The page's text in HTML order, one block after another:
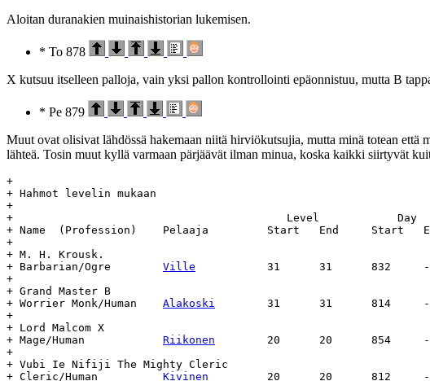
Aloitan duranakien muinaishistorian lukemisen.
* To 878
X kutsuu itselleen palloja, vain yksi pallon kontrollointi epäonnistuu, mutta B
* Pe 879
Muut ovat olisivat lähdössä hakemaan niitä hirviökutsujia, mutta minä totean
lähteä. Tosin muut kyllä varmaan pärjäävät ilman minua, koska kaikki siirtyvät
+
+ Hahmot levelin mukaan
+
+					   Level	    Day		Age
+ Name	(Profession)	Pelaaja		Start	End	Start	End	(days)
+
+ M. H. Krousk.
Ville
+
+ Grand Master B
Alakoski
+
+ Lord Malcom X
Riikonen
+
+ Vubi Ie Nifiji The Mighty Cleric
Kivinen